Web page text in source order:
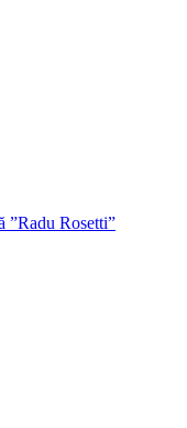
”Radu Rosetti”